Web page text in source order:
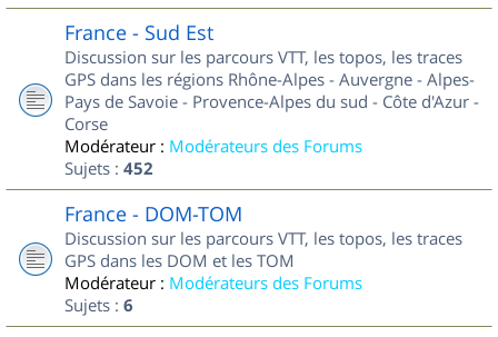
France - Sud Est
Discussion sur les parcours VTT, les topos, les traces
GPS dans les régions Rhône-Alpes - Auvergne - Alpes-
Pays de Savoie - Provence-Alpes du sud - Côte d'Azur -
Corse
Modérateur : Modérateurs des Forums
Sujets : 452
France - DOM-TOM
Discussion sur les parcours VTT, les topos, les traces
GPS dans les DOM et les TOM
Modérateur : Modérateurs des Forums
Sujets : 6